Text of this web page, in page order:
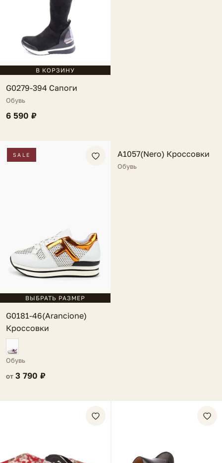
В КОРЗИНУ
G0279-394 Сапоги
Обувь
6 590 ₽
SALE
ВЫБРАТЬ РАЗМЕР
G0181-46(Arancione)
Кроссовки
Обувь
от 3 790 ₽
FV
A1057(Nero) Кроссовки
Обувь